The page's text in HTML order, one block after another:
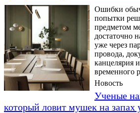
Ошибки
попытки
предметом
достаточно
уже через
провода,
канцелярия
временного
Новость
Ученые
который ловит мушек на